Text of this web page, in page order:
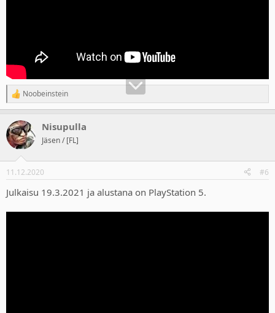
R
e
c
t
i
s
Noobeinstein
Nisupulla
Jäsen / [FL]
11.12.2020 #6
Julkaisu 19.3.2021 ja alustana on PlayStation 5.